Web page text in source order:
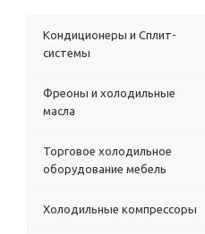
Кондиционеры и Сплит-
системы
Фреоны и холодильные
масла
Торговое холодильное
оборудование мебель
Холодильные компрессоры